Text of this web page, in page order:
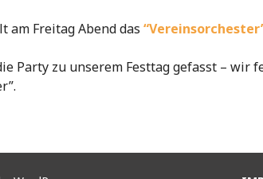
am Freitag Abend das
Party zu unserem Festtag gefasst – wir